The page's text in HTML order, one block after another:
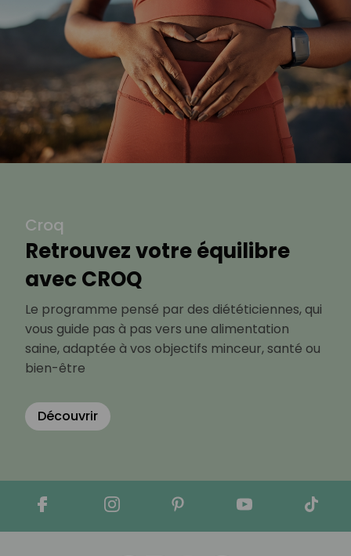
Croq
Retrouvez votre équilibre
avec CROQ
Le programme pensé par des diététiciennes, qui
vous guide pas à pas vers une alimentation
saine, adaptée à vos objectifs minceur, santé ou
bien-être
Découvrir